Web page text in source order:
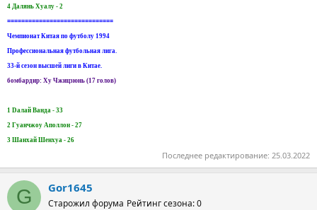
4 Далянь Хуалу - 2
==============================
Чемпионат Китая по футболу 1994
Профессиональная футбольная лига.
33-й сезон высшей лиги в Китае.
бомбардир: Ху Чжицзюнь (17 голов)
1 Dалай Ванда - 33
2 Гуанчжоу Аполлон - 27
3 Шанхай Шенхуа - 26
Последнее редактирование: 25.03.2022
G Gor1645
Старожил форума Рейтинг сезона: 0